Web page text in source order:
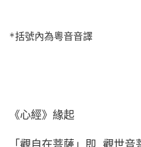
*括號內為粵音音譯
《心經》緣起
「觀自在菩薩」即 觀世